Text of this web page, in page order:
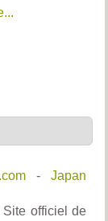
- Japan
Site officiel de